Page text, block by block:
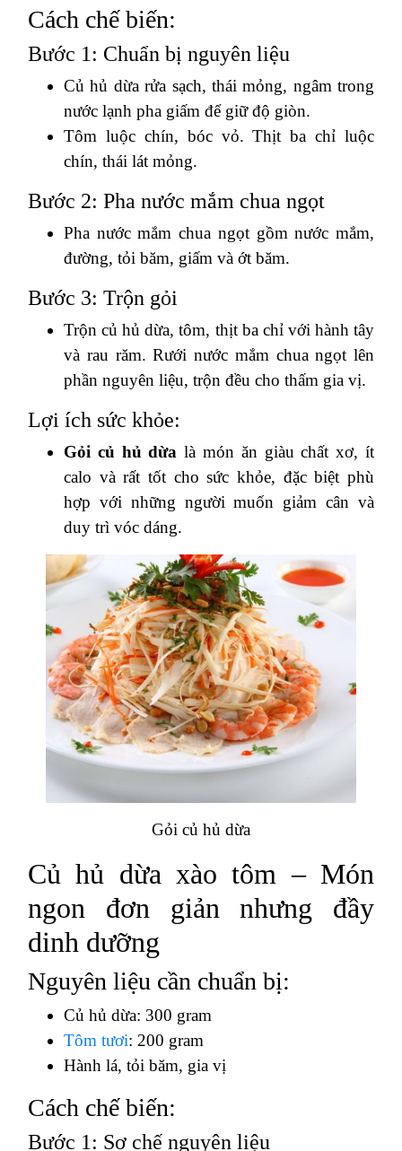
Cách chế biến:
Bước 1: Chuẩn bị nguyên liệu
Củ hủ dừa rửa sạch, thái mỏng, ngâm trong
nước lạnh pha giấm để giữ độ giòn.
Tôm luộc chín, bóc vỏ. Thịt ba chỉ luộc
chín, thái lát mỏng.
Bước 2: Pha nước mắm chua ngọt
Pha nước mắm chua ngọt gồm nước mắm,
đường, tỏi băm, giấm và ớt băm.
Bước 3: Trộn gỏi
Trộn củ hủ dừa, tôm, thịt ba chỉ với hành tây
và rau răm. Rưới nước mắm chua ngọt lên
phần nguyên liệu, trộn đều cho thấm gia vị.
Lợi ích sức khỏe:
Gỏi củ hủ dừa là món ăn giàu chất xơ, ít
calo và rất tốt cho sức khỏe, đặc biệt phù
hợp với những người muốn giảm cân và
duy trì vóc dáng.
Gỏi củ hủ dừa
Củ hủ dừa xào tôm – Món
ngon đơn giản nhưng đầy
dinh dưỡng
Nguyên liệu cần chuẩn bị:
Củ hủ dừa: 300 gram
Tôm tươi: 200 gram
Hành lá, tỏi băm, gia vị
Cách chế biến:
Bước 1: Sơ chế nguyên liệu